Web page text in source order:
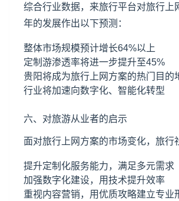
综合行业数据，来旅行平台对旅行上
年的发展作出以下预测：
整体市场规模预计增长64%以上
定制游渗透率将进一步提升至45%
贵阳将成为旅行上网方案的热门目的
行业将加速向数字化、智能化转型
六、对旅游从业者的启示
面对旅行上网方案的市场变化，旅行
提升定制化服务能力，满足多元需求
加强数字化建设，用技术提升效率
重视内容营销，用优质攻略建立专业